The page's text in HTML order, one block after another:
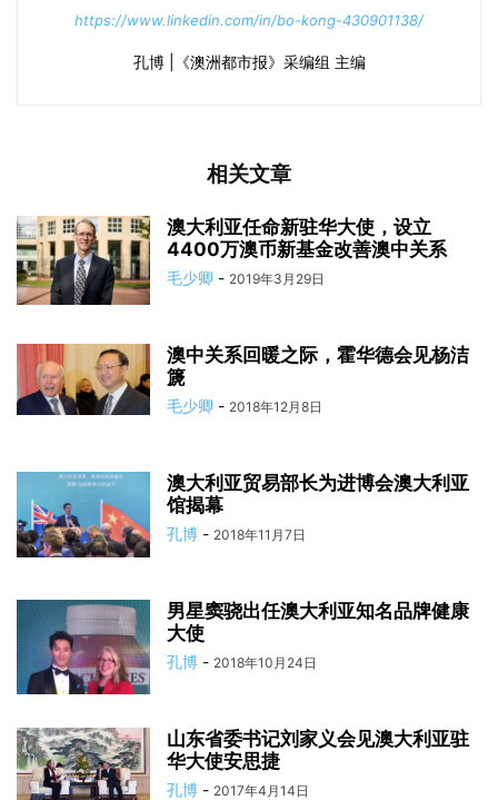
https://www.linkedin.com/in/bo-kong-430901138/
孔博 |《澳洲都市报》采编组 主编
相关文章
澳大利亚任命新驻华大使，设立
4400万澳币新基金改善澳中关系
毛少卿 - 2019年3月29日
澳中关系回暖之际，霍华德会见杨洁
篪
毛少卿 - 2018年12月8日
澳大利亚贸易部长为进博会澳大利亚
馆揭幕
孔博 - 2018年11月7日
男星窦骁出任澳大利亚知名品牌健康
大使
孔博 - 2018年10月24日
山东省委书记刘家义会见澳大利亚驻
华大使安思捷
孔博 - 2017年4月14日